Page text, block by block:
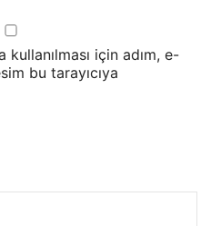
için adım, e-
bu tarayıcıya